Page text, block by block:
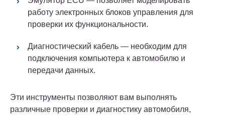
работу электронных блоков управления для
проверки их функциональности.
Диагностический кабель — необходим для
подключения компьютера к автомобилю и
передачи данных.
Эти инструменты позволяют вам выполнять
различные проверки и диагностику автомобиля,